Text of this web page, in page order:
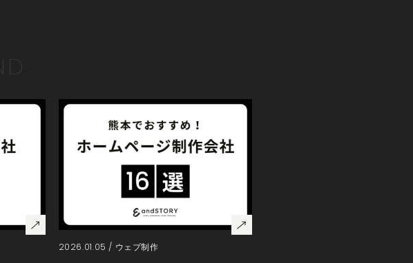
2026.01.05 / ウェブ制作